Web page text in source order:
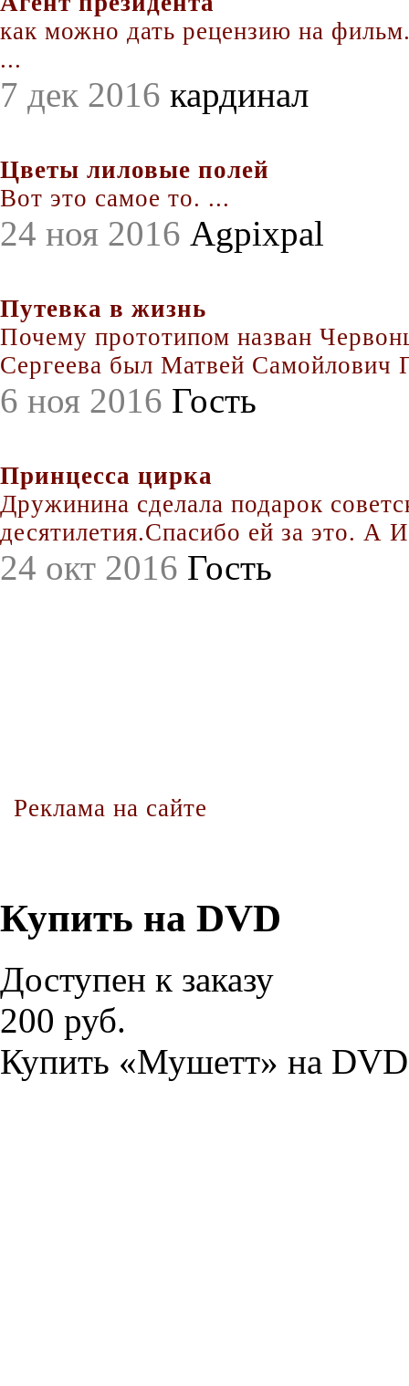
как можно дать рецензию на
...
7 дек 2016 кардинал
Цветы лиловые полей
Вот это самое то. ...
24 ноя 2016 Agpixpal
Путевка в жизнь
Почему прототипом назван
Сергеева был Матвей Самойлович
6 ноя 2016 Гость
Принцесса цирка
Дружинина сделала подарок
десятилетия.Спасибо ей за это. А
24 окт 2016 Гость
Реклама на сайте
Купить на DVD
Доступен к заказу
200 руб.
Купить «Мушетт» на